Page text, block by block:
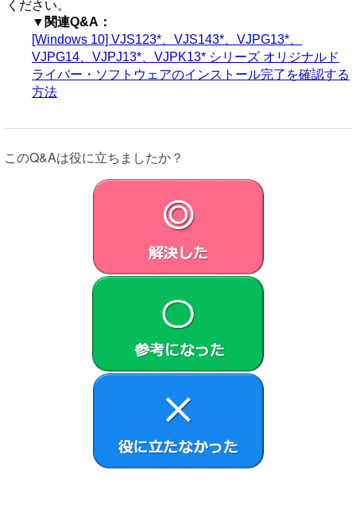
ください。
▼関連Q&A：
[Windows 10] VJS123*、VJS143*、VJPG13*、
VJPG14、VJPJ13*、VJPK13* シリーズ オリジナルド
ライバー・ソフトウェアのインストール完了を確認する
方法
このQ&Aは役に立ちましたか？